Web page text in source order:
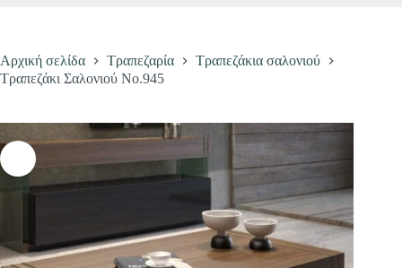
Αρχική σελίδα Τραπεζαρία
Τραπεζάκια σαλονιού
Τραπεζάκι Σαλονιού Νο.945